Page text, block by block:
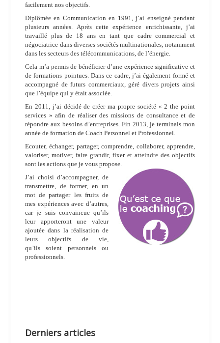
facilement nos objectifs.
Diplômée en Communication en 1991, j’ai enseigné pendant
plusieurs années. Après cette expérience enrichissante, j’ai
travaillé plus de 18 ans en tant que cadre commercial et
négociatrice dans diverses sociétés multinationales, notamment
dans les secteurs des télécommunications, de l’énergie.
Cela m’a permis de bénéficier d’une expérience significative et
de formations pointues. Dans ce cadre, j’ai également formé et
accompagné de futurs commerciaux, géré divers projets ainsi
que l’équipe qui y était associée.
En 2011, j’ai décidé de créer ma propre société « 2 the point
services » afin de réaliser des missions de consultance et de
répondre aux besoins d’entreprises. Fin 2013, je terminais mon
année de formation de Coach Personnel et Professionnel.
Ecouter, échanger, partager, comprendre, collaborer, apprendre,
valoriser, motiver, faire grandir, fixer et atteindre des objectifs
sont les actions que je vous propose.
J’ai choisi d’accompagner, de
transmettre, de former, en un
mot de partager les fruits de
mes expériences avec d’autres,
car je suis convaincue qu’ils
leur apporteront une valeur
ajoutée dans la réalisation de
leurs objectifs de vie,
qu’ilssoient personnels ou
professionnels.
Derniers articles